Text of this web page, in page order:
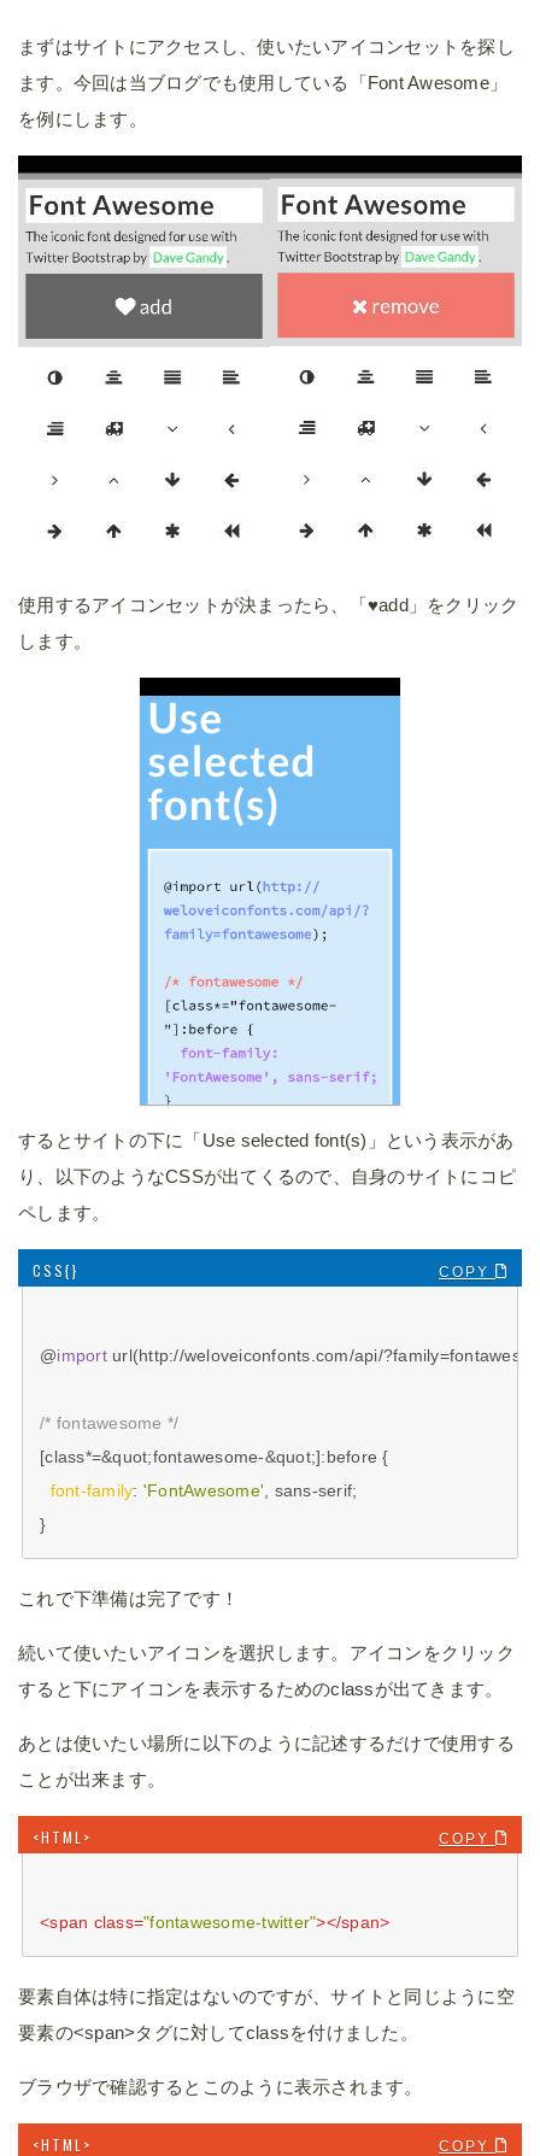
まずはサイトにアクセスし、使いたいアイコンセットを探し
ます。今回は当ブログでも使用している「Font Awesome」
を例にします。
使用するアイコンセットが決まったら、「♥add」をクリック
します。
するとサイトの下に「Use selected font(s)」という表示があ
り、以下のようなCSSが出てくるので、自身のサイトにコピ
ペします。
@import url(http://weloveiconfonts.com/api/
/* fontawesome */
[class*=&quot;fontawesome-&quot;]:before {
font-family: 'FontAwesome' , sans-serif;
COPY
これで下準備は完了です！
続いて使いたいアイコンを選択します。アイコンをクリック
すると下にアイコンを表示するためのclassが出てきます。
あとは使いたい場所に以下のように記述するだけで使用する
ことが出来ます。
<span class="fontawesome-twitter"></span>
COPY
要素自体は特に指定はないのですが、サイトと同じように空
要素の<span>タグに対してclassを付けました。
ブラウザで確認するとこのように表示されます。
COPY